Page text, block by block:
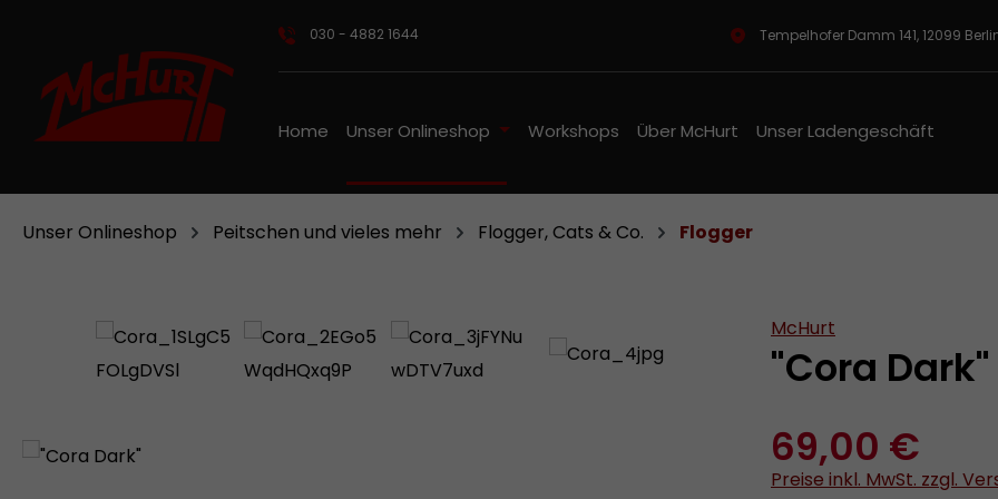
Zur Hauptnavigation springen030 - 4882 1644 Tempelhofer Damm 141, 12099
Home Unser Onlineshop Workshops Über McHurt Unser Ladengeschäft
Unser Onlineshop Peitschen und vieles mehr Flogger, Cats & Co. Flogger
"Cora Dark"
McHurt
69,00 €
Preise inkl. MwSt. zzgl.